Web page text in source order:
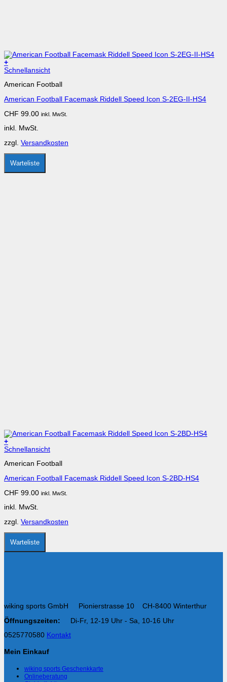
+
Dieses
weist
Varianten
Die
können
der
Produktseite
gewählt
Schnellansicht
American Football
American Football Facemask Riddell Speed Icon S-2EG-II-HS4
CHF 99.00 inkl. MwSt.
inkl. MwSt.
zzgl. Versandkosten
Warteliste
+
Dieses
weist
Varianten
Die
können
der
Produktseite
gewählt
Schnellansicht
American Football
American Football Facemask Riddell Speed Icon S-2BD-HS4
CHF 99.00 inkl. MwSt.
inkl. MwSt.
zzgl. Versandkosten
Warteliste
wiking sports GmbH Pionierstrasse 10 CH-8400 Winterthur
Öffnungszeiten: Di-Fr, 12-19 Uhr - Sa, 10-16 Uhr
0525770580 Kontakt
Mein Einkauf
wiking sports Geschenkkarte
Onlineberatung